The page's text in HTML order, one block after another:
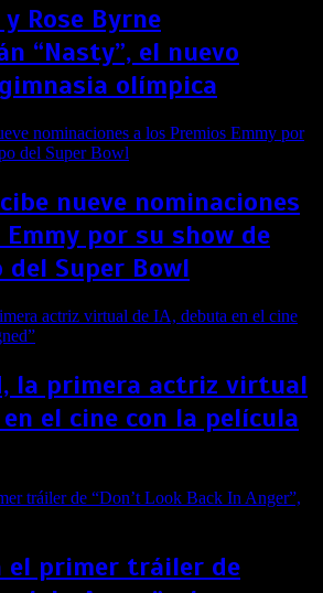
Rose Byrne
“Nasty”, el nuevo
olímpica
nueve nominaciones
por su show de
Super Bowl
la primera actriz virtual
el cine con la película
el primer tráiler de